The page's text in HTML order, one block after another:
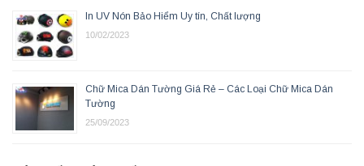
In UV Nón Bảo Hiểm Uy tín, Chất lượng
10/02/2023
Chữ Mica Dán Tường Giá Rẻ – Các Loại Chữ Mica Dán
Tường
25/09/2023